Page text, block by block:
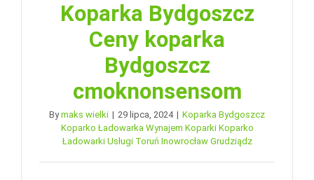
Koparka Bydgoszcz
Ceny koparka
Bydgoszcz
cmoknonsensom
Bymaks wielki | 29 lipca, 2024 | Koparka Bydgoszcz
Koparko Ładowarka Wynajem Koparki Koparko
Ładowarki Usługi Toruń Inowrocław Grudziądz